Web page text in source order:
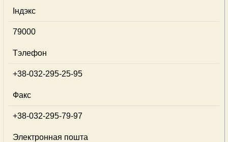
Індэкс
79000
Тэлефон
+38-032-295-25-95
Факс
+38-032-295-79-97
Электронная пошта